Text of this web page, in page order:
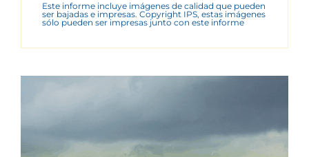
Este informe incluye imágenes de calidad que pueden
ser bajadas e impresas. Copyright IPS, estas imágenes
sólo pueden ser impresas junto con este informe